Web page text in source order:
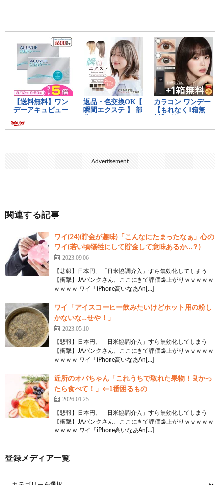
Advertisement
関連する記事
ワイ(24)(貯金が趣味)「こんなにたまったなぁ」心の
ワイ(若い頃犠牲にして貯金して意味あるか…？)
2023.09.06
【悲報】日本円、「日米協調介入」すら無効化してしまう
【衝撃】JAバンクさん、ここにきて評価爆上がりｗｗｗｗｗ
ｗｗｗｗ ワイ「iPhone高いなあAn[…]
ワイ「アイスコーヒー飲みたいけどホット用の粉し
かないな…せや！」
2023.05.10
【悲報】日本円、「日米協調介入」すら無効化してしまう
【衝撃】JAバンクさん、ここにきて評価爆上がりｗｗｗｗｗ
ｗｗｗｗ ワイ「iPhone高いなあAn[…]
近所のオバちゃん「これうちで取れた果物！良かっ
たら食べて！」←1番困るもの
2026.01.25
【悲報】日本円、「日米協調介入」すら無効化してしまう
【衝撃】JAバンクさん、ここにきて評価爆上がりｗｗｗｗｗ
ｗｗｗｗ ワイ「iPhone高いなあAn[…]
登録メディア一覧